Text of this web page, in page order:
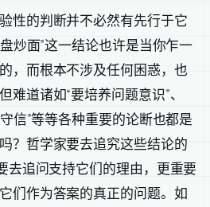
性的判断并不必然有先行于它
炒面”这一结论也许是当你乍一
，而根本不涉及任何困惑，也
道诸如“要培养问题意识”、
信”等等各种重要的论断也都是
？哲学家要去追究这些结论的
去追问支持它们的理由，更重要
们作为答案的真正的问题。如